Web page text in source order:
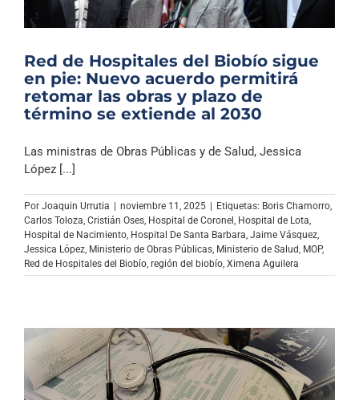
Red de Hospitales del Biobío sigue
en pie: Nuevo acuerdo permitirá
retomar las obras y plazo de
término se extiende al 2030
Las ministras de Obras Públicas y de Salud, Jessica
López [...]
Por Joaquin Urrutia noviembre 11, 2025 Etiquetas: Boris Chamorro,
Carlos Toloza, Cristián Oses, Hospital de Coronel , Hospital de Lota,
Hospital de Nacimiento, Hospital De Santa Barbara, Jaime Vásquez,
Jessica López, Ministerio de Obras Públicas, Ministerio de Salud, MOP,
Red de Hospitales del Biobío, región del biobío, Ximena Aguilera